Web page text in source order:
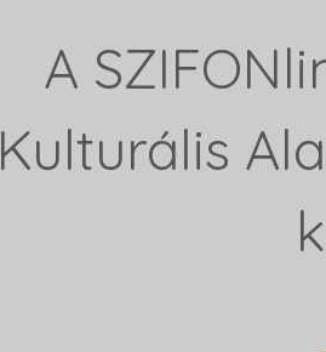
A
Kulturális